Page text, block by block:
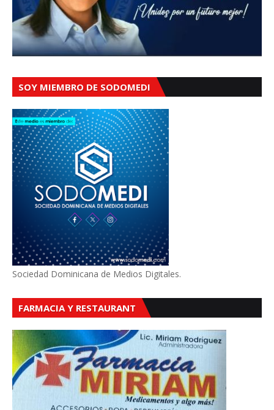
SOY MIEMBRO DE SODOMEDI
Sociedad Dominicana de Medios Digitales.
FARMACIA Y RESTAURANT